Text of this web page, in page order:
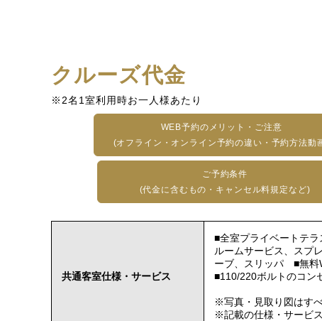
クルーズ代金
※2名1室利用時お一人様あたり
WEB予約のメリット・ご注意
(オフライン・オンライン予約の違い・予約方法動
ご予約条件
(代金に含むもの・キャンセル料規定など)
共通客室仕様・サービス
■全室プライベートテ
ルームサービス、スプ
ーブ、スリッパ ■無
■110/220ボルトのコン
※写真・見取り図はす
※記載の仕様・サービ